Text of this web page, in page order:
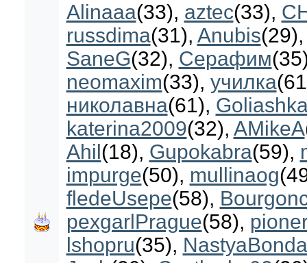
Alinaaa(33), aztec(33),
russdima(31), Anubis(29)
SaneG(32), Серафим
neomaxim(33), училка
николавна(61),
katerina2009(32), AMikeA
Ahil (18), Gupokabra(59),
impurge(50), mullinaog
fledeUsepe(58),
pexgarlPrague(58),
lshopru(35),